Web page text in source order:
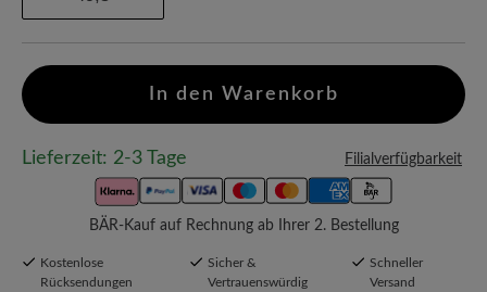
In den Warenkorb
Lieferzeit: 2-3 Tage Filialverfügbarkeit
BÄR-Kauf auf Rechnung ab Ihrer 2. Bestellung
Kostenlose
Rücksendungen
Sicher &
Vertrauenswürdig
Schneller
Versand